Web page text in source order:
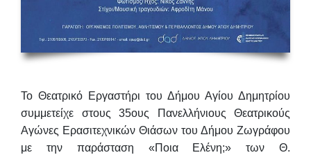
Το Θεατρικό Εργαστήρι του Δήμου Αγίου Δημητρίου
συμμετείχε στους 35ους Πανελλήνιους Θεατρικούς
Αγώνες Ερασιτεχνικών Θιάσων του Δήμου Ζωγράφου
με την παράσταση «Ποια Ελένη;» των Θ.